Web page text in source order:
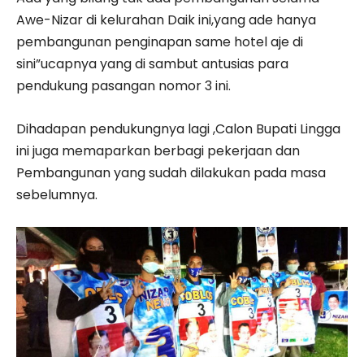
Awe-Nizar di kelurahan Daik ini,yang ade hanya
pembangunan penginapan same hotel aje di
sini”ucapnya yang di sambut antusias para
pendukung pasangan nomor 3 ini.
Dihadapan pendukungnya lagi ,Calon Bupati Lingga
ini juga memaparkan berbagi pekerjaan dan
Pembangunan yang sudah dilakukan pada masa
sebelumnya.